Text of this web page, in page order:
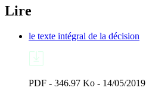
Lire
le texte intégral de la décision
PDF - 346.97 Ko - 14/05/2019